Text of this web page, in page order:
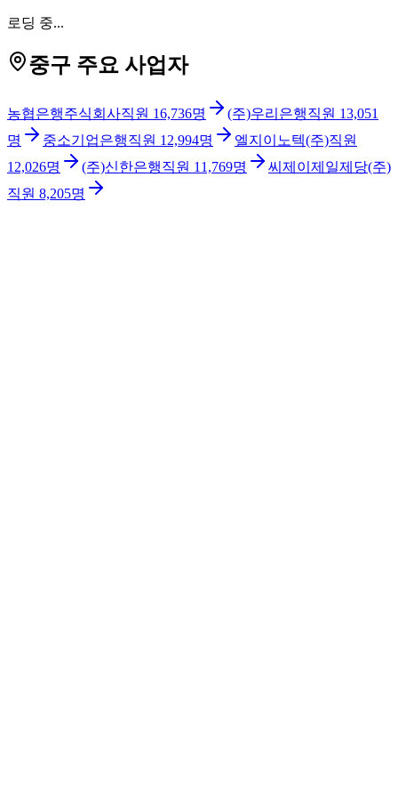
로딩 중...
중구 주요 사업자
농협은행주식회사직원 16,736명 (주)우리은행직원 13,051
명
중소기업은행직원 12,994명 엘지이노텍(주)직원
12,026명 (주)신한은행직원 11,769명
씨제이제일제당(주)
직원 8,205명